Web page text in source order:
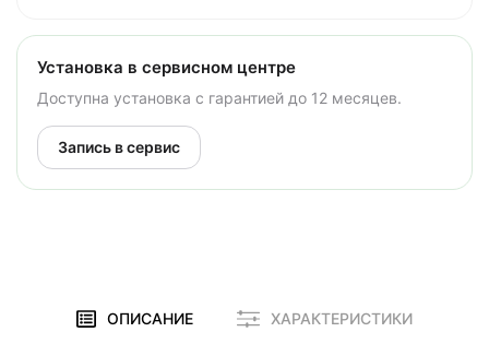
Установка в сервисном центре
Доступна установка с гарантией до 12 месяцев.
Запись в сервис
ОПИСАНИЕ ХАРАКТЕРИСТИКИ